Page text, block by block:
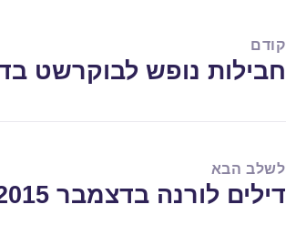
קודם
הפוסט
חבילות נופש לבוקרשט בדצמבר
לשלב הבא
הפוסט
דילים לורנה בדצמבר 10/12/2015